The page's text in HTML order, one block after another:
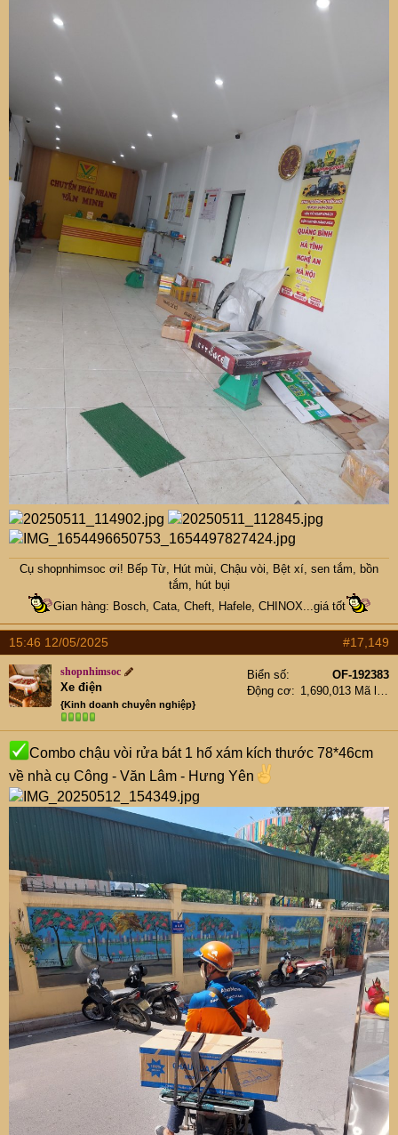
Cụ shopnhimsoc ơi! Bếp Từ, Hút mùi, Chậu vòi, Bệt xí, sen tắm, bồn
tắm, hút bụi
Gian hàng: Bosch, Cata, Cheft, Hafele, CHINOX...giá tốt
15:46 12/05/2025 #17,149
shopnhimsoc
Xe điện
{Kinh doanh chuyên nghiệp}
Biển số
OF-192383
Động cơ
Combo chậu vòi rửa bát 1 hố xám kích thước 78*46cm
về nhà cụ Công - Văn Lâm - Hưng Yên